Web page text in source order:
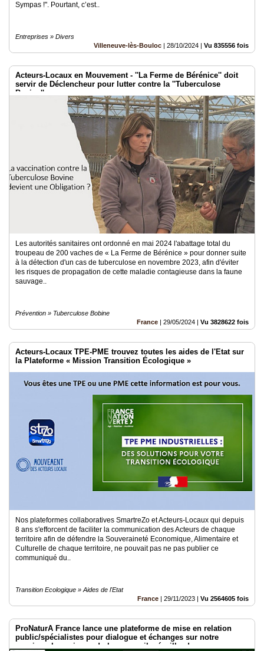
Sympas !". Pourtant, c’est..
Entreprises » Divers
Villeneuve-lès-Bouloc | 28/10/2024 | Vu 835556 fois
Acteurs-Locaux en Mouvement - ''La Ferme de Bérénice'' doit
servir de Déclencheur pour lutter contre la ''Tuberculose
Bovine''
Les autorités sanitaires ont ordonné en mai 2024 l'abattage total du
troupeau de 200 vaches de « La Ferme de Bérénice » pour donner suite
à la détection d'un cas de tuberculose en novembre 2023, afin d'éviter
les risques de propagation de cette maladie contagieuse dans la faune
sauvage..
Prévention » Tuberculose Bobine
France | 29/05/2024 | Vu 3828622 fois
Acteurs-Locaux TPE-PME trouvez toutes les aides de l'Etat sur
la Plateforme « Mission Transition Écologique »
Nos plateformes collaboratives SmartreZo et Acteurs-Locaux qui depuis
8 ans s'efforcent de faciliter la communication des Acteurs de chaque
territoire afin de défendre la Souveraineté Economique, Alimentaire et
Culturelle de chaque territoire, ne pouvait pas ne pas publier ce
communiqué du..
Transition Ecologique » Aides de l'Etat
France | 29/11/2023 | Vu 2564605 fois
ProNaturA France lance une plateforme de mise en relation
public/spécialistes pour dialogue et échanges sur notre
passion : les animaux ! plumes, poils, écailles !